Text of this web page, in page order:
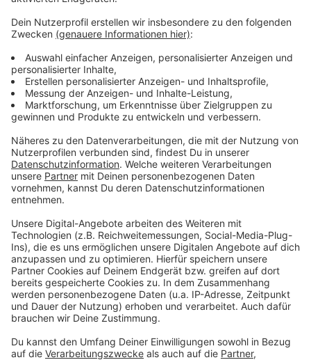
Anzeige
EM 2020: Wer hätte die
Europameisterschaft gewonnen?
Am Freitag, 12. Juni, wäre eigentlich die
Italien gegen die Türkei die EM eröffnet.
Deutschland hätte zu den Mitfavoriten um den Titel
gehört. Aufgrund der Corona-Pandemie findet die
EM erst im kommenden Jahr statt. Trotzdem wollen
wir von euch wissen: Wer hätte im Juli 2020 die
unserem Voting ab.
Deutschland 33%
Frankreich 18%
Belgien 7%